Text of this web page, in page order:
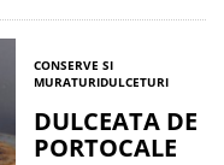
CONSERVE SI
MURATURIDULCETURI
DULCEATA DE
PORTOCALE